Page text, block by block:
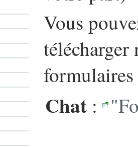
Vous
télécharger
Chat :